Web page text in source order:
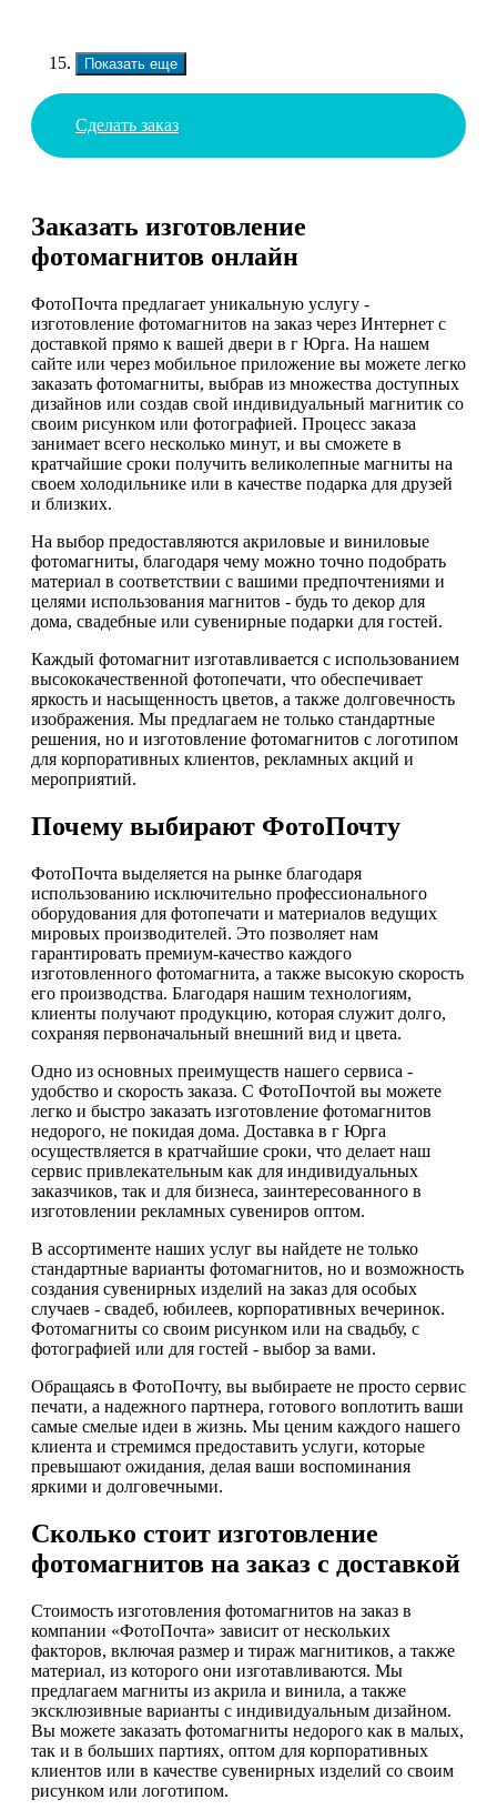
Показать еще
Сделать заказ
Заказать изготовление
фотомагнитов онлайн
ФотоПочта предлагает уникальную услугу -
изготовление фотомагнитов на заказ через Интернет с
доставкой прямо к вашей двери в г Юрга. На нашем
сайте или через мобильное приложение вы можете легко
заказать фотомагниты, выбрав из множества доступных
дизайнов или создав свой индивидуальный магнитик со
своим рисунком или фотографией. Процесс заказа
занимает всего несколько минут, и вы сможете в
кратчайшие сроки получить великолепные магниты на
своем холодильнике или в качестве подарка для друзей
и близких.
На выбор предоставляются акриловые и виниловые
фотомагниты, благодаря чему можно точно подобрать
материал в соответствии с вашими предпочтениями и
целями использования магнитов - будь то декор для
дома, свадебные или сувенирные подарки для гостей.
Каждый фотомагнит изготавливается с использованием
высококачественной фотопечати, что обеспечивает
яркость и насыщенность цветов, а также долговечность
изображения. Мы предлагаем не только стандартные
решения, но и изготовление фотомагнитов с логотипом
для корпоративных клиентов, рекламных акций и
мероприятий.
Почему выбирают ФотоПочту
ФотоПочта выделяется на рынке благодаря
использованию исключительно профессионального
оборудования для фотопечати и материалов ведущих
мировых производителей. Это позволяет нам
гарантировать премиум-качество каждого
изготовленного фотомагнита, а также высокую скорость
его производства. Благодаря нашим технологиям,
клиенты получают продукцию, которая служит долго,
сохраняя первоначальный внешний вид и цвета.
Одно из основных преимуществ нашего сервиса -
удобство и скорость заказа. С ФотоПочтой вы можете
легко и быстро заказать изготовление фотомагнитов
недорого, не покидая дома. Доставка в г Юрга
осуществляется в кратчайшие сроки, что делает наш
сервис привлекательным как для индивидуальных
заказчиков, так и для бизнеса, заинтересованного в
изготовлении рекламных сувениров оптом.
В ассортименте наших услуг вы найдете не только
стандартные варианты фотомагнитов, но и возможность
создания сувенирных изделий на заказ для особых
случаев - свадеб, юбилеев, корпоративных вечеринок.
Фотомагниты со своим рисунком или на свадьбу, с
фотографией или для гостей - выбор за вами.
Обращаясь в ФотоПочту, вы выбираете не просто сервис
печати, а надежного партнера, готового воплотить ваши
самые смелые идеи в жизнь. Мы ценим каждого нашего
клиента и стремимся предоставить услуги, которые
превышают ожидания, делая ваши воспоминания
яркими и долговечными.
Сколько стоит изготовление
фотомагнитов на заказ с доставкой
Стоимость изготовления фотомагнитов на заказ в
компании «ФотоПочта» зависит от нескольких
факторов, включая размер и тираж магнитиков, а также
материал, из которого они изготавливаются. Мы
предлагаем магниты из акрила и винила, а также
эксклюзивные варианты с индивидуальным дизайном.
Вы можете заказать фотомагниты недорого как в малых,
так и в больших партиях, оптом для корпоративных
клиентов или в качестве сувенирных изделий со своим
рисунком или логотипом.